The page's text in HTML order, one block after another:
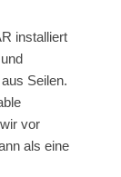
installiert
Seilen.
vor
als eine